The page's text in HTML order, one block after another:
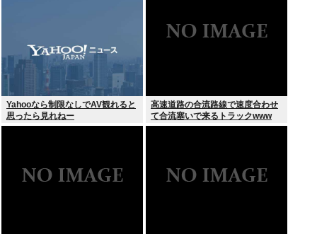
Yahooなら制限なしでAV観れると
思ったら見れねー
高速道路の合流路線で速度合わせ
て合流塞いで来るトラックwww